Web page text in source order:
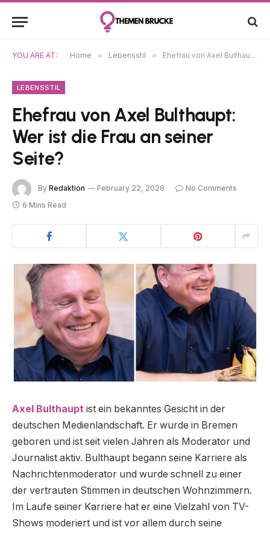
YOU ARE AT: Home » Lebensstil » Ehefrau von Axel Bulthaupt: Wer ist die Frau an seiner Seite?
LEBENSSTIL
Ehefrau von Axel Bulthaupt:
Wer ist die Frau an seiner
Seite?
By Redaktion February 22, 2026
No Comments
6 Mins Read
Axel Bulthaupt ist ein bekanntes Gesicht in der
deutschen Medienlandschaft. Er wurde in Bremen
geboren und ist seit vielen Jahren als Moderator und
Journalist aktiv. Bulthaupt begann seine Karriere als
Nachrichtenmoderator und wurde schnell zu einer
der vertrauten Stimmen in deutschen Wohnzimmern.
Im Laufe seiner Karriere hat er eine Vielzahl von TV-
Shows moderiert und ist vor allem durch seine